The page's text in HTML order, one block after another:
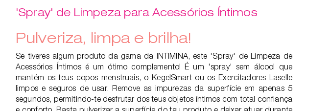
'Spray' de Limpeza para Acessórios Íntimos
Pulveriza, limpa e brilha!
Se tiveres algum produto da gama da INTIMINA, este 'Spray' de Limpeza de
Acessórios Íntimos é um ótimo complemento! É um 'spray' sem álcool que
mantém os teus copos menstruais, o KegelSmart ou os Exercitadores Laselle
limpos e seguros de usar. Remove as impurezas da superfície em apenas 5
segundos, permitindo-te desfrutar dos teus objetos íntimos com total confiança